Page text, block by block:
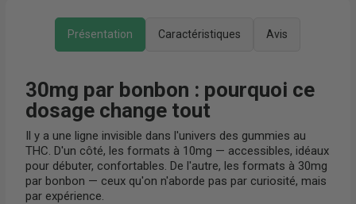
Présentation Caractéristiques Avis
30mg par bonbon : pourquoi ce
dosage change tout
Il y a une ligne invisible dans l'univers des gummies au
THC. D'un côté, les formats à 10mg — accessibles, idéaux
pour débuter, confortables. De l'autre, les formats à 30mg
par bonbon — ceux qu'on n'aborde pas par curiosité, mais
par expérience.